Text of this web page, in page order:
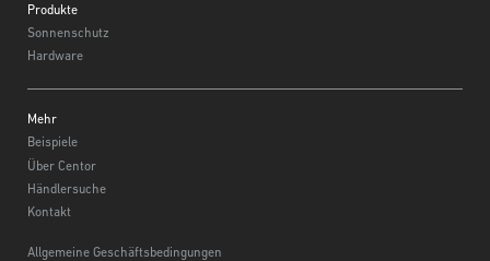
Produkte
Sonnenschutz
Hardware
Mehr
Beispiele
Über Centor
Händlersuche
Kontakt
Allgemeine Geschäftsbedingungen